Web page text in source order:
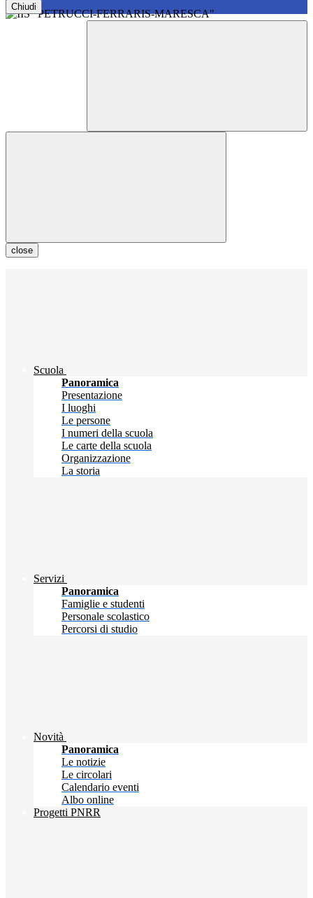
Chiudi
close
Scuola
Panoramica
Presentazione
I luoghi
Le persone
I numeri della scuola
Le carte della scuola
Organizzazione
La storia
Servizi
Panoramica
Famiglie e studenti
Personale scolastico
Percorsi di studio
Novità
Panoramica
Le notizie
Le circolari
Calendario eventi
Albo online
Progetti PNRR